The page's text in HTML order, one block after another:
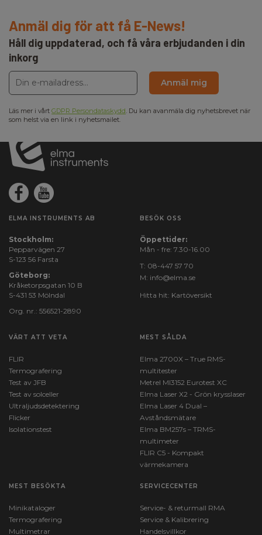
Anmäl dig för att få E-News!
Håll dig uppdaterad, och få våra erbjudanden i din
inkorg
Anmäl mig
Läs mer i vårt GDPR Persondataskydd. Du kan avanmäla dig nyhetsbrevet när
som helst via en link i nyhetsmailet.
ELMA INSTRUMENTS AB
Stockholm:
Pepparvägen 27
S-123 56 Farsta
Göteborg:
Kråketorpsgatan 10 B
S-431 53 Mölndal
Org. nr.: 556521-2890
BESÖK OSS
Öppettider:
Mån - fre: 7.30-16.00
T: 08-447 57 70
M: info@elma.se
Hitta hit: Kartöversikt
VÄRT ATT VETA
FLIR
Termografering
Test av JFB
Test av solceller
Ultraljudsdetektering
Flicker
Isolationstest
MEST SÅLDA
Elma 2700X – True RMS-
multitester
Metrel MI3152 Eurotest XC
Elma Laser X2 - Grön krysslaser
Elma Laser 4 Dual –
Avståndsmätare
Elma BM257s – TRMS-
multimeter
FLIR C5 - Kompakt
värmekamera
MEST BESÖKTA
Minikataloger
Termografering
Multimetrar
SERVICECENTER
Service- & returmall RMA
Service & Kalibrering
Handelsvillkor